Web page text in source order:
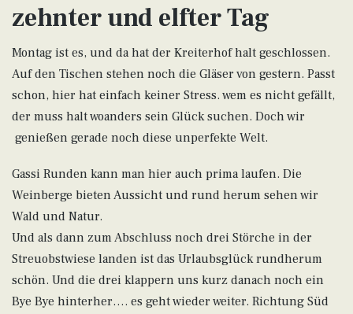
zehnter und elfter Tag
Montag ist es, und da hat der Kreiterhof halt geschlossen.
Auf den Tischen stehen noch die Gläser von gestern. Passt
schon, hier hat einfach keiner Stress. wem es nicht gefällt,
der muss halt woanders sein Glück suchen. Doch wir
genießen gerade noch diese unperfekte Welt.
Gassi Runden kann man hier auch prima laufen. Die
Weinberge bieten Aussicht und rund herum sehen wir
Wald und Natur.
Und als dann zum Abschluss noch drei Störche in der
Streuobstwiese landen ist das Urlaubsglück rundherum
schön. Und die drei klappern uns kurz danach noch ein
Bye Bye hinterher…. es geht wieder weiter. Richtung Süd